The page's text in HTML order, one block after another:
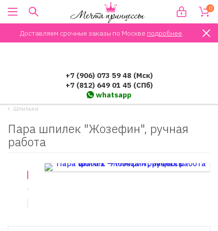
Доставляем срочные заказы по Москве подробнее.
0
+7 (906) 073 59 48 (Мск)
+7 (812) 649 01 45 (СПб)
whatsapp
Шпильки
Пара шпилек "Жозефин", ручная
работа